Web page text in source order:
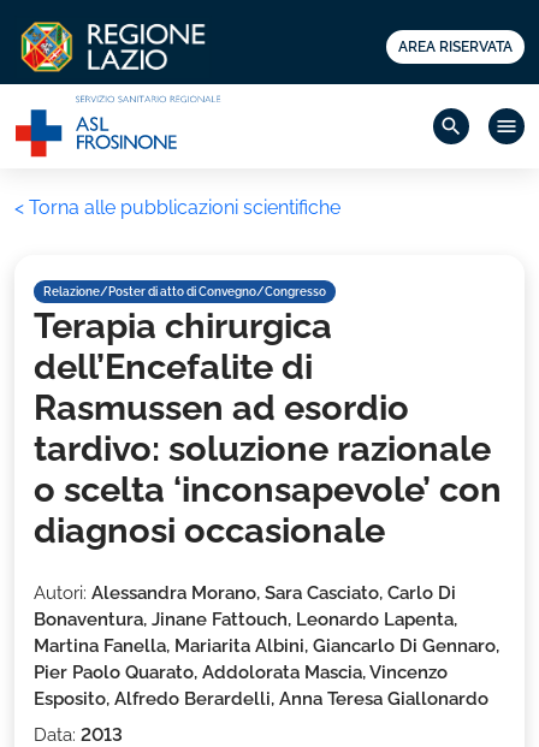
AREA RISERVATA
search menu
< Torna alle pubblicazioni scientifiche
Relazione/Poster di atto di Convegno/Congresso
Terapia chirurgica
dell’Encefalite di
Rasmussen ad esordio
tardivo: soluzione razionale
o scelta ‘inconsapevole’ con
diagnosi occasionale
Autori: Alessandra Morano, Sara Casciato, Carlo Di
Bonaventura, Jinane Fattouch, Leonardo Lapenta,
Martina Fanella, Mariarita Albini, Giancarlo Di Gennaro,
Pier Paolo Quarato, Addolorata Mascia, Vincenzo
Esposito, Alfredo Berardelli, Anna Teresa Giallonardo
Data: 2013